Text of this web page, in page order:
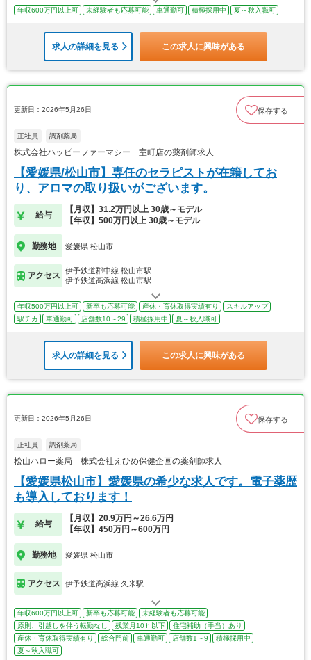
年収600万円以上可 未経験者も応募可能 車通勤可 積極採用中 夏～秋入職可
求人の詳細を見る この求人に興味がある
更新日：2026年5月26日 保存する
正社員 調剤薬局
株式会社ハッピーファーマシー 室町店の薬剤師求人
【愛媛県/松山市】専任のセラピストが在籍してお
り、アロマの取り扱いがございます。
給与
【月収】31.2万円以上 30歳～モデル
【年収】500万円以上 30歳～モデル
勤務地 愛媛県 松山市
アクセス
伊予鉄道郡中線 松山市駅
伊予鉄道高浜線 松山市駅
年収500万円以上可 新卒も応募可能 産休・育休取得実績有り
スキルアップ
駅チカ
車通勤可 店舗数10～29 積極採用中 夏～秋入職可
求人の詳細を見る この求人に興味がある
更新日：2026年5月26日 保存する
正社員 調剤薬局
松山ハロー薬局 株式会社えひめ保健企画の薬剤師求人
【愛媛県松山市】愛媛県の希少な求人です。電子薬歴
も導入しております！
給与
【月収】20.9万円～26.6万円
【年収】450万円～600万円
勤務地 愛媛県 松山市
アクセス 伊予鉄道高浜線 久米駅
年収600万円以上可 新卒も応募可能
未経験者も応募可能
原則、引越しを伴う転勤なし
残業月10ｈ以下
住宅補助（手当）あり
産休・育休取得実績有り
総合門前 車通勤可 店舗数1～9
積極採用中
夏～秋入職可